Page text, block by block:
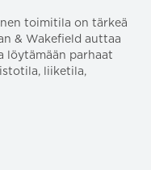
toimitila on tärkeä
& Wakefield auttaa
löytämään parhaat
liiketila,